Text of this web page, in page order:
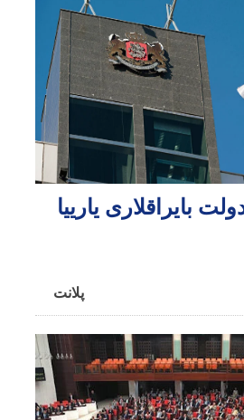
بایراقلاری یارییا
پلانت